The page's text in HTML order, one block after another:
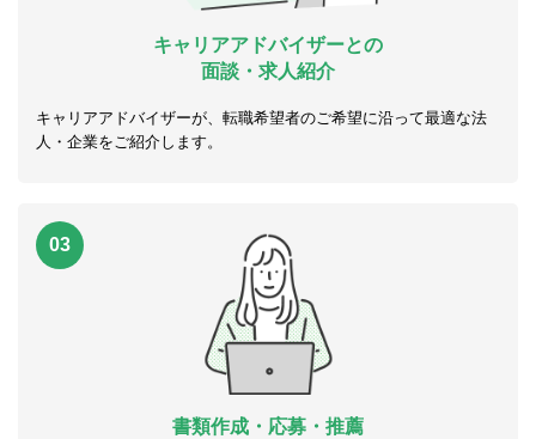
キャリアアドバイザーとの
面談・求人紹介
キャリアアドバイザーが、転職希望者のご希望に沿って最適な法
人・企業をご紹介します。
03
書類作成・応募・推薦